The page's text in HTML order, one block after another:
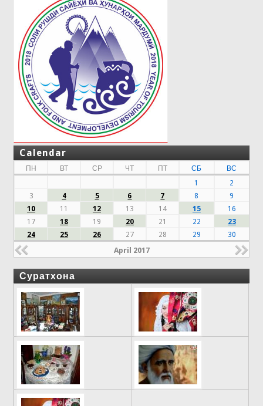
Calendar
ПН ВТ СР ЧТ ПТ СБ
ВС
1
2
3
4 5 6 7 8
9
10
11 12 13 14 15
16
17
18 19 20 21 22
23
24
25 26 27 28 29 30
April 2017
Суратхона